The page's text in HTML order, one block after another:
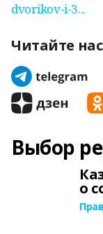
dvorikov-i-3...
Читайте нас
Выбор
о